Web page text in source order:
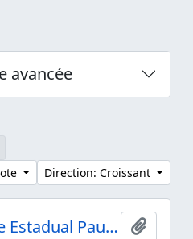
avancée
Direction: Croissant
Unesp - Universidade Estadual Paulista "Júlio de Mesquita Filho"
Ajouter